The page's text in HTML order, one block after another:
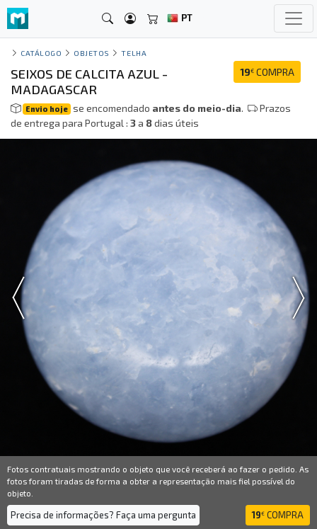
PT
CATÁLOGO OBJETOS TELHA
19€ COMPRA
SEIXOS DE CALCITA AZUL -
MADAGASCAR
Envio hoje se encomendado antes do meio-dia.
Prazos
de entrega para Portugal : 3a 8dias úteis
Fotos contratuais mostrando o objeto que você receberá ao fazer o pedido. As
fotos foram tiradas de forma a obter a representação mais fiel possível do
objeto.
Precisa de informações? Faça uma pergunta 19€ COMPRA